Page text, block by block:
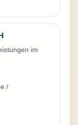
im
/